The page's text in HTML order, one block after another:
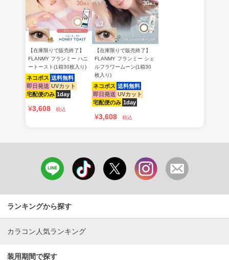
【在庫限りで販売終了】
FLANMY フランミー ハニ
ートースト(1箱30枚入り)
ネコポス 送料無料
即日発送 UVカット
宅配便のみ 1day
¥3,608 税込
【在庫限りで販売終了】
FLANMY フランミー シェ
ルフラワームーン(1箱30
枚入り)
ネコポス 送料無料
即日発送 UVカット
宅配便のみ 1day
¥3,608 税込
ランキングから探す
カラコン人気ランキング
装用期間で探す